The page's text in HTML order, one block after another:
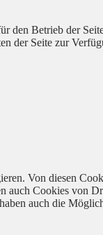
Betrieb der
der Seite zur
Von diesen
Cookies von
auch die